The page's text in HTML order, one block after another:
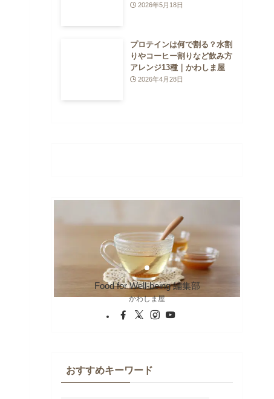
2026年5月18日
プロテインは何で割る？水割
りやコーヒー割りなど飲み方
アレンジ13種｜かわしま屋
2026年4月28日
Food for Well-being 編集部
かわしま屋
おすすめキーワード